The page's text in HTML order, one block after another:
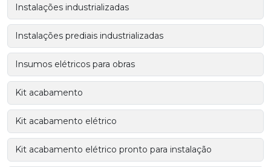
Instalações industrializadas
Instalações prediais industrializadas
Insumos elétricos para obras
Kit acabamento
Kit acabamento elétrico
Kit acabamento elétrico pronto para instalação